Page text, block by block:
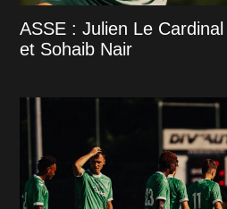
ASSE : Julien Le
et Sohaib Nair